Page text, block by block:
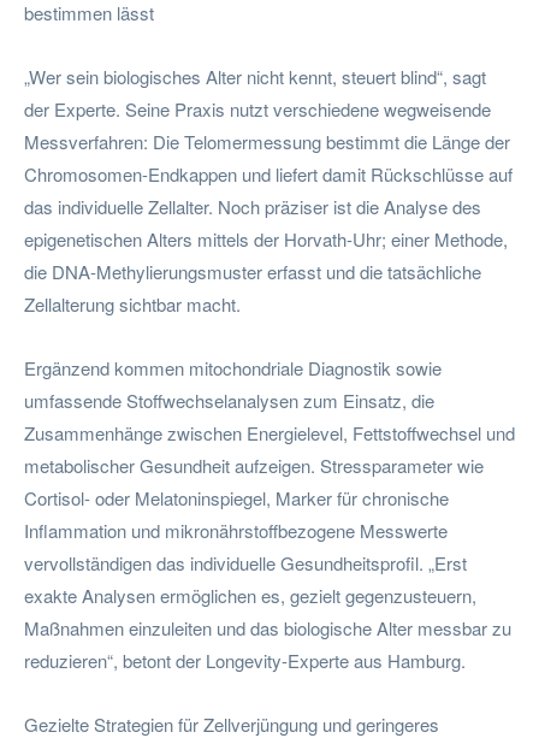
bestimmen lässt
„Wer sein biologisches Alter nicht kennt, steuert blind“, sagt
der Experte. Seine Praxis nutzt verschiedene wegweisende
Messverfahren: Die Telomermessung bestimmt die Länge der
Chromosomen-Endkappen und liefert damit Rückschlüsse auf
das individuelle Zellalter. Noch präziser ist die Analyse des
epigenetischen Alters mittels der Horvath-Uhr; einer Methode,
die DNA-Methylierungsmuster erfasst und die tatsächliche
Zellalterung sichtbar macht.
Ergänzend kommen mitochondriale Diagnostik sowie
umfassende Stoffwechselanalysen zum Einsatz, die
Zusammenhänge zwischen Energielevel, Fettstoffwechsel und
metabolischer Gesundheit aufzeigen. Stressparameter wie
Cortisol- oder Melatoninspiegel, Marker für chronische
Inflammation und mikronährstoffbezogene Messwerte
vervollständigen das individuelle Gesundheitsprofil. „Erst
exakte Analysen ermöglichen es, gezielt gegenzusteuern,
Maßnahmen einzuleiten und das biologische Alter messbar zu
reduzieren“, betont der Longevity-Experte aus Hamburg.
Gezielte Strategien für Zellverjüngung und geringeres